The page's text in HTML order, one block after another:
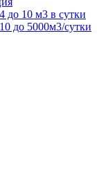
до 10 м3 в сутки
до 5000м3/сутки